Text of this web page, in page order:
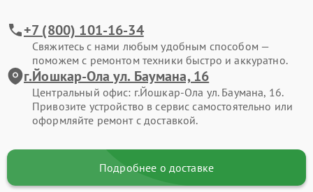
+7 (800) 101-16-34
Свяжитесь с нами любым удобным способом —
поможем с ремонтом техники быстро и аккуратно.
г.Йошкар-Ола ул. Баумана, 16
Центральный офис: г.Йошкар-Ола ул. Баумана, 16.
Привозите устройство в сервис самостоятельно или
оформляйте ремонт с доставкой.
Подробнее о доставке